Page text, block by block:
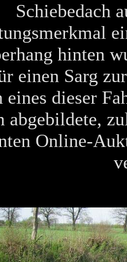
Schiebedach
hinten
einen Sarg
dieser
abgebildete,
Online-